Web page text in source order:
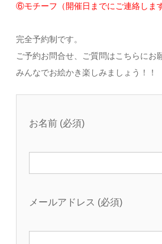
⑥モチーフ（開催日までにご連絡しま
完全予約制です。
ご予約お問合せ、ご質問はこちらにお
みんなでお絵かき楽しみましょう！！
お名前 (必須)
メールアドレス (必須)